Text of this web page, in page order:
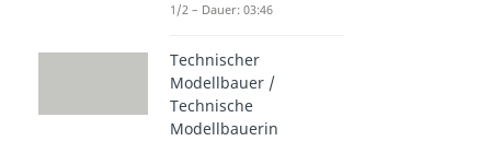
1/2 – Dauer: 03:46
Technischer
Modellbauer /
Technische
Modellbauerin